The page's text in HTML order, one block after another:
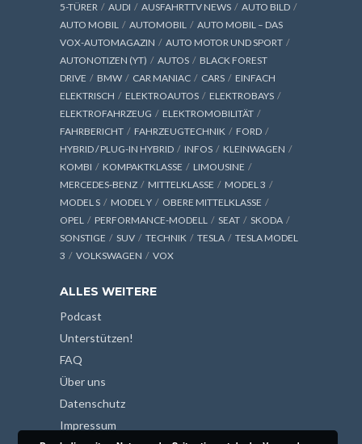
5-TÜRER AUDI AUSFAHRTTV NEWS
AUTO BILD
AUTO MOBIL
AUTOMOBIL
AUTO MOBIL – DAS
VOX-AUTOMAGAZIN
AUTO MOTOR UND SPORT
AUTONOTIZEN (YT)
AUTOS
BLACK FOREST
DRIVE
BMW CAR MANIAC CARS
EINFACH
ELEKTRISCH
ELEKTROAUTOS
ELEKTROBAYS
ELEKTROFAHRZEUG
ELEKTROMOBILITÄT
FAHRBERICHT
FAHRZEUGTECHNIK
FORD
HYBRID / PLUG-IN HYBRID
INFOS
KLEINWAGEN
KOMBI
KOMPAKTKLASSE
LIMOUSINE
MERCEDES-BENZ
MITTELKLASSE
MODEL 3
MODEL S
MODEL Y
OBERE MITTELKLASSE
OPEL
PERFORMANCE-MODELL SEAT
SKODA
SONSTIGE
SUV TECHNIK TESLA
TESLA MODEL
3
VOLKSWAGEN VOX
ALLES WEITERE
Podcast
Unterstützen!
FAQ
Über uns
Datenschutz
Impressum